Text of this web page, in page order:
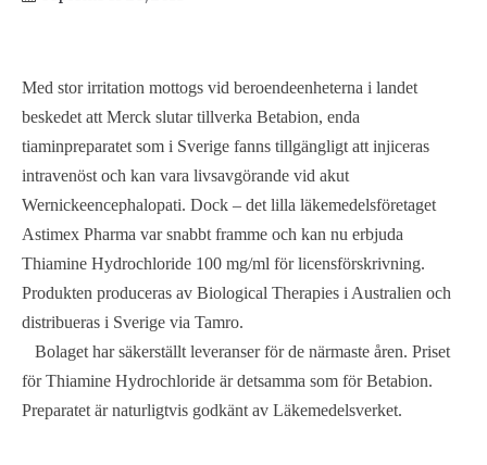
Med stor irritation mottogs vid beroendeenheterna i landet
beskedet att Merck slutar tillverka Betabion, enda
tiaminpreparatet som i Sverige fanns tillgängligt att injiceras
intravenöst och kan vara livsavgörande vid akut
Wernickeencephalopati. Dock – det lilla läkemedelsföretaget
Astimex Pharma var snabbt framme och kan nu erbjuda
Thiamine Hydrochloride 100 mg/ml för licensförskrivning.
Produkten produceras av Biological Therapies i Australien och
distribueras i Sverige via Tamro.
Bolaget har säkerställt leveranser för de närmaste åren. Priset
för Thiamine Hydrochloride är detsamma som för Betabion.
Preparatet är naturligtvis godkänt av Läkemedelsverket.